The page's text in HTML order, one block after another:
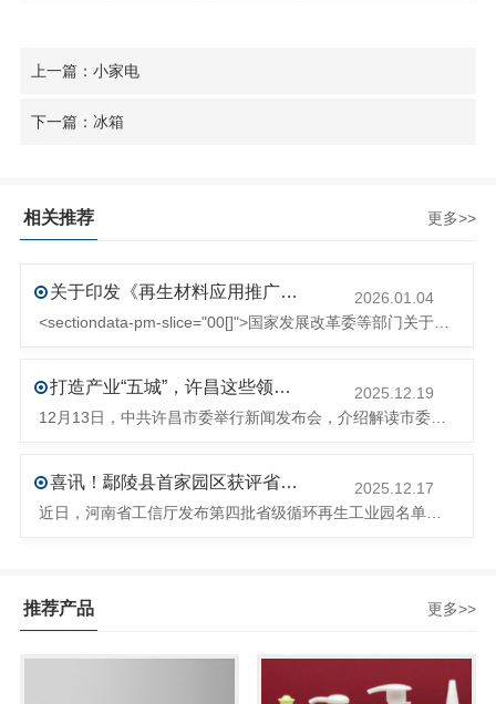
上一篇：小家电
下一篇：冰箱
相关推荐 更多>>
关于印发《再生材料应用推广行动方案》的通知(发改环资〔2025〕1681号)
2026.01.04
打造产业“五城”，许昌这些领域将迎来大发展！
2025.12.19
喜讯！鄢陵县首家园区获评省级循环再生工业园
2025.12.17
推荐产品 更多>>